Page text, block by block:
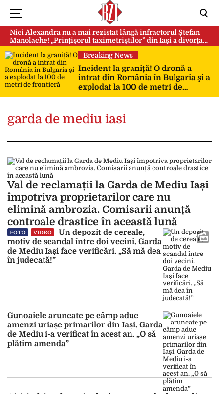
Nici Alexandra nu a mai rezistat lângă infractorul Ștefan
Manolache! „Prințișorul taximetriștilor” din Iași a divorţat
după doi ani de căsnicie
Breaking News
Incident la graniță! O dronă a
intrat din România în Bulgaria şi a
explodat la 100 de metri de
frontieră
garda de mediu iasi
Val de reclamații la Garda de Mediu Iași
împotriva proprietarilor care nu
elimină ambrozia. Comisarii anunță
controale drastice în această lună
FOTO VIDEO
Un depozit de cereale,
motiv de scandal între doi vecini. Garda
de Mediu Iași face verificări. „Să mă dea
în judecată!”
Gunoaiele aruncate pe câmp aduc
amenzi uriașe primarilor din Iași. Garda
de Mediu i-a verificat în acest an. „O să
plătim amenda”